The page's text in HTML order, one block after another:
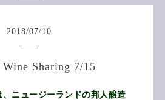
2018/07/10
Wine Sharing 7/15
、ニュージーランドの邦人醸造